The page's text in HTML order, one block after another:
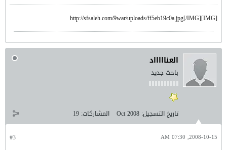
[IMG]http://sfsaleh.com/9war/uploads/ff5eb19c0a.jpg[/IMG]
العناااااد
باحث جديد
تاريخ التسجيل: Oct 2008 المشاركات: 19
#3 2008-10-15, 07:30 AM